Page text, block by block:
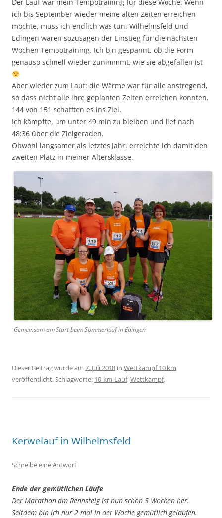
Der Lauf war mein Tempotraining für diese Woche. Wenn
ich bis September wieder meine alten Zeiten erreichen
möchte, muss ich endlich was tun. Wilhelmsfeld und
Edingen waren sozusagen der Einstieg für die nächsten
Wochen Tempotraining. Ich bin gespannt, ob die Form
genauso schnell wieder zunimmmt, wie sie abgefallen ist
Aber wieder zum Lauf: die Wärme war für alle anstregend,
so dass nicht alle ihre geplanten Zeiten erreichen konnten.
144 von 151 schafften es ins Ziel.
Ich kämpfte, um unter 49 min zu bleiben und lief nach
48:36 über die Zielgeraden.
Obwohl langsamer als letztes Jahr, erreichte ich damit den
zweiten Platz in meiner Altersklasse.
Gemeinsam am Start beim Sommerlauf in Edingen
Dieser Beitrag wurde am 7. Juli 2018 in Wettkampf 10 km
veröffentlicht. Schlagworte: 10-km-Lauf,Wettkampf.
Kerwelauf in Wilhelmsfeld
Schreibe eine Antwort
Ende der gemütlichen Läufe
Der Marathon am Rennsteig ist nun schon 5 Wochen her.
Seitdem bin ich nur 2 mal in der Woche gemütlich gelaufen.